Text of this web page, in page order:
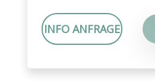
INFO ANFRAGE